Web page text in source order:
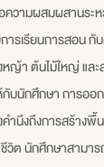
ความผสมผสานระ
การเรียนการสอน
ญ้า ต้นไม้ใหญ่ แล
บนักศึกษา การออ
ำนึงถึงการสร้างพื้
ต นักศึกษาสามา